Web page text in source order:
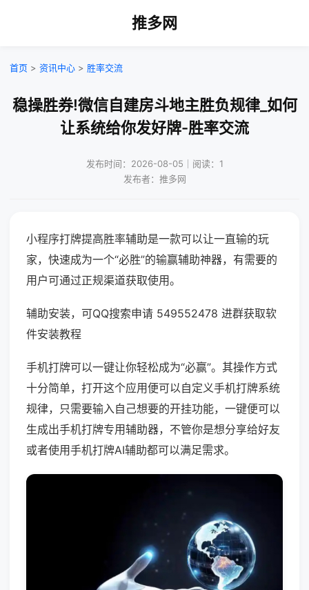
推多网
首页 > 资讯中心 > 胜率交流
稳操胜券!微信自建房斗地主胜负规律_如何
让系统给你发好牌-胜率交流
发布时间：2026-08-05｜阅读：1
发布者：推多网
小程序打牌提高胜率辅助是一款可以让一直输的玩
家，快速成为一个“必胜”的输赢辅助神器，有需要的
用户可通过正规渠道获取使用。
辅助安装，可QQ搜索申请 549552478 进群获取软
件安装教程
手机打牌可以一键让你轻松成为“必赢”。其操作方式
十分简单，打开这个应用便可以自定义手机打牌系统
规律，只需要输入自己想要的开挂功能，一键便可以
生成出手机打牌专用辅助器，不管你是想分享给好友
或者使用手机打牌AI辅助都可以满足需求。